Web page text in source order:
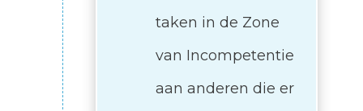
taken in de Zone
van Incompetentie
aan anderen die er